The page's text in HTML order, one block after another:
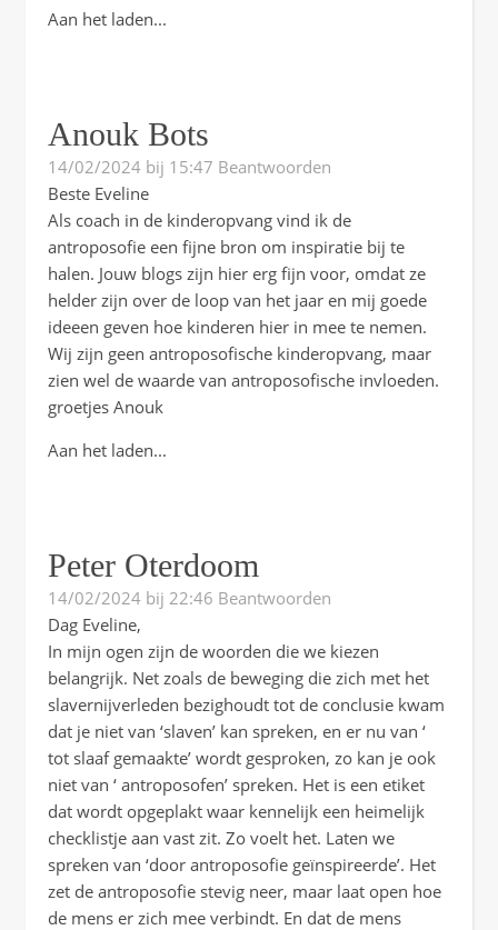
Aan het laden...
Anouk Bots
14/02/2024 bij 15:47 Beantwoorden
Beste Eveline
Als coach in de kinderopvang vind ik de
antroposofie een fijne bron om inspiratie bij te
halen. Jouw blogs zijn hier erg fijn voor, omdat ze
helder zijn over de loop van het jaar en mij goede
ideeen geven hoe kinderen hier in mee te nemen.
Wij zijn geen antroposofische kinderopvang, maar
zien wel de waarde van antroposofische invloeden.
groetjes Anouk
Aan het laden...
Peter Oterdoom
14/02/2024 bij 22:46 Beantwoorden
Dag Eveline,
In mijn ogen zijn de woorden die we kiezen
belangrijk. Net zoals de beweging die zich met het
slavernijverleden bezighoudt tot de conclusie kwam
dat je niet van ‘slaven’ kan spreken, en er nu van ‘
tot slaaf gemaakte’ wordt gesproken, zo kan je ook
niet van ‘ antroposofen’ spreken. Het is een etiket
dat wordt opgeplakt waar kennelijk een heimelijk
checklistje aan vast zit. Zo voelt het. Laten we
spreken van ‘door antroposofie geïnspireerde’. Het
zet de antroposofie stevig neer, maar laat open hoe
de mens er zich mee verbindt. En dat de mens